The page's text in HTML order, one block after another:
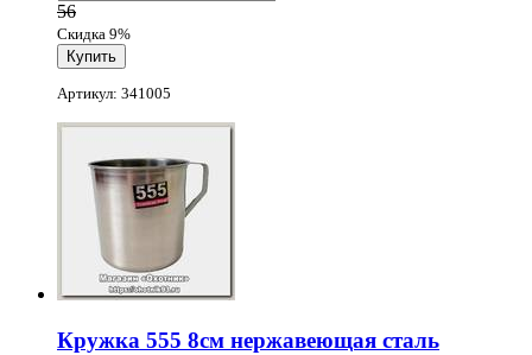
56
Скидка 9%
Артикул: 341005
Кружка 555 8см нержавеющая сталь